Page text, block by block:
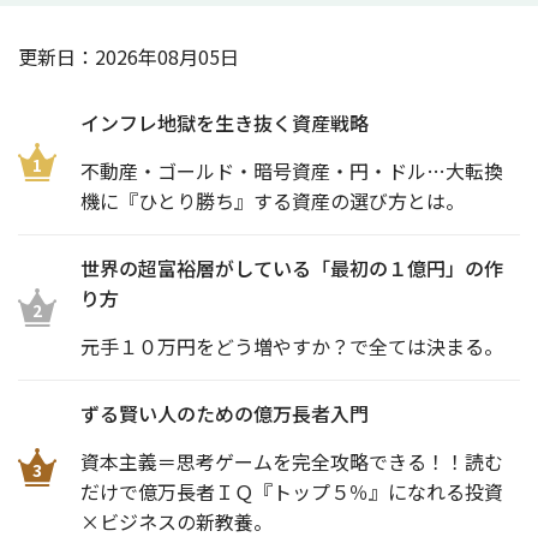
更新日： 2026年08月05日
1
インフレ地獄を生き抜く資産戦略
不動産・ゴールド・暗号資産・円・ドル…大転換
機に『ひとり勝ち』する資産の選び方とは。
2
世界の超富裕層がしている「最初の１億円」の作
り方
元手１０万円をどう増やすか？で全ては決まる。
3
ずる賢い人のための億万長者入門
資本主義＝思考ゲームを完全攻略できる！！読む
だけで億万長者ＩＱ『トップ５％』になれる投資
×ビジネスの新教養。